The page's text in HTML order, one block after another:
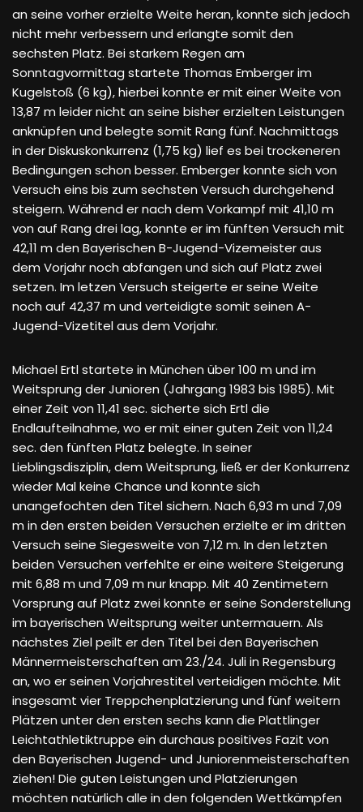
an seine vorher erzielte Weite heran, konnte sich jedoch
nicht mehr verbessern und erlangte somit den
sechsten Platz. Bei starkem Regen am
Sonntagvormittag startete Thomas Emberger im
Kugelstoß (6 kg), hierbei konnte er mit einer Weite von
13,87 m leider nicht an seine bisher erzielten Leistungen
anknüpfen und belegte somit Rang fünf. Nachmittags
in der Diskuskonkurrenz (1,75 kg) lief es bei trockeneren
Bedingungen schon besser. Emberger konnte sich von
Versuch eins bis zum sechsten Versuch durchgehend
steigern. Während er nach dem Vorkampf mit 41,10 m
von auf Rang drei lag, konnte er im fünften Versuch mit
42,11 m den Bayerischen B-Jugend-Vizemeister aus
dem Vorjahr noch abfangen und sich auf Platz zwei
setzen. Im letzen Versuch steigerte er seine Weite
noch auf 42,37 m und verteidigte somit seinen A-
Jugend-Vizetitel aus dem Vorjahr.
Michael Ertl startete in München über 100 m und im
Weitsprung der Junioren (Jahrgang 1983 bis 1985). Mit
einer Zeit von 11,41 sec. sicherte sich Ertl die
Endlaufteilnahme, wo er mit einer guten Zeit von 11,24
sec. den fünften Platz belegte. In seiner
Lieblingsdisziplin, dem Weitsprung, ließ er der Konkurrenz
wieder Mal keine Chance und konnte sich
unangefochten den Titel sichern. Nach 6,93 m und 7,09
m in den ersten beiden Versuchen erzielte er im dritten
Versuch seine Siegesweite von 7,12 m. In den letzten
beiden Versuchen verfehlte er eine weitere Steigerung
mit 6,88 m und 7,09 m nur knapp. Mit 40 Zentimetern
Vorsprung auf Platz zwei konnte er seine Sonderstellung
im bayerischen Weitsprung weiter untermauern. Als
nächstes Ziel peilt er den Titel bei den Bayerischen
Männermeisterschaften am 23./24. Juli in Regensburg
an, wo er seinen Vorjahrestitel verteidigen möchte. Mit
insgesamt vier Treppchenplatzierung und fünf weitern
Plätzen unter den ersten sechs kann die Plattlinger
Leichtathletiktruppe ein durchaus positives Fazit von
den Bayerischen Jugend- und Juniorenmeisterschaften
ziehen! Die guten Leistungen und Platzierungen
möchten natürlich alle in den folgenden Wettkämpfen